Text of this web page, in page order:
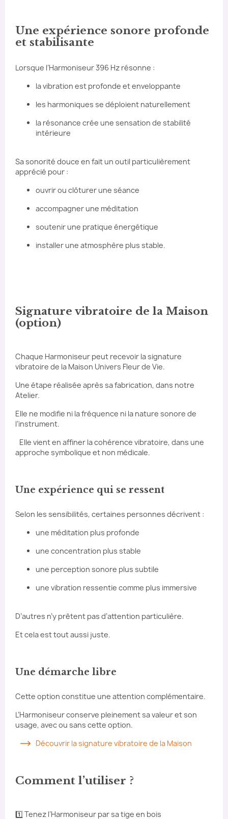
Une expérience sonore profonde
et stabilisante
Lorsque l’Harmoniseur 396 Hz résonne :
la vibration est profonde et enveloppante
les harmoniques se déploient naturellement
la résonance crée une sensation de stabilité
intérieure
Sa sonorité douce en fait un outil particulièrement
apprécié pour :
ouvrir ou clôturer une séance
accompagner une méditation
soutenir une pratique énergétique
installer une atmosphère plus stable.
Signature vibratoire de la Maison
(option)
Chaque Harmoniseur peut recevoir la signature
vibratoire de la Maison Univers Fleur de Vie.
Une étape réalisée après sa fabrication, dans notre
Atelier.
Elle ne modifie ni la fréquence ni la nature sonore de
l’instrument.
Elle vient en affiner la cohérence vibratoire, dans une
approche symbolique et non médicale.
Une expérience qui se ressent
Selon les sensibilités, certaines personnes décrivent :
une méditation plus profonde
une concentration plus stable
une perception sonore plus subtile
une vibration ressentie comme plus immersive
D’autres n’y prêtent pas d’attention particulière.
Et cela est tout aussi juste.
Une démarche libre
Cette option constitue une attention complémentaire.
L’Harmoniseur conserve pleinement sa valeur et son
usage, avec ou sans cette option.
Découvrir la signature vibratoire de la Maison
Comment l’utiliser ?
1️⃣ Tenez l’Harmoniseur par sa tige en bois